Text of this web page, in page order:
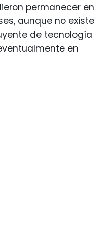
permanecer en
aunque no existe
de tecnología
en